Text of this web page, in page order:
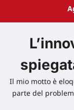
Il mio motto è
parte del